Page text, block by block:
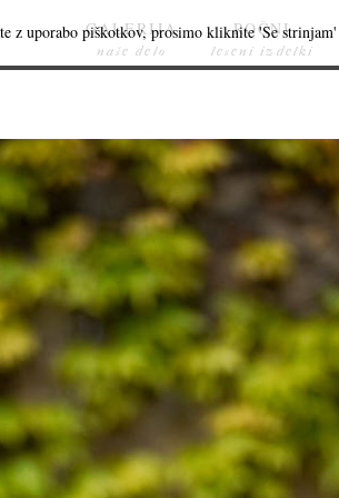
GALERIJA
naše delo
ROČNI
leseni izdelki
z uporabo piškotkov, prosimo kliknite 'Se